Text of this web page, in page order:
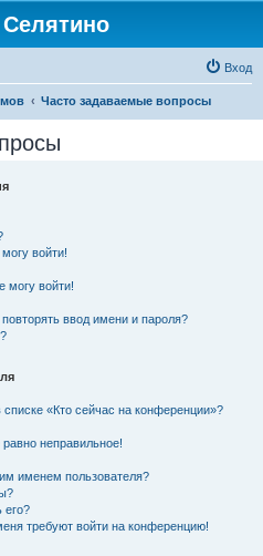
Вход
Часто задаваемые вопросы
войти!
могу войти!
ввод имени и пароля?
«Кто сейчас на конференции»?
неправильное!
именем пользователя?
его?
требуют войти на конференцию!